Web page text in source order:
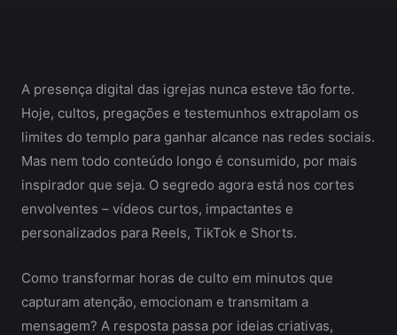
A presença digital das igrejas nunca esteve tão forte.
Hoje, cultos, pregações e testemunhos extrapolam os
limites do templo para ganhar alcance nas redes sociais.
Mas nem todo conteúdo longo é consumido, por mais
inspirador que seja. O segredo agora está nos cortes
envolventes – vídeos curtos, impactantes e
personalizados para Reels, TikTok e Shorts.
Como transformar horas de culto em minutos que
capturam atenção, emocionam e transmitam a
mensagem? A resposta passa por ideias criativas,